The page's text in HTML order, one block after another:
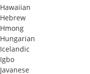
Hawaiian
Hebrew
Hmong
Hungarian
Icelandic
Igbo
Javanese